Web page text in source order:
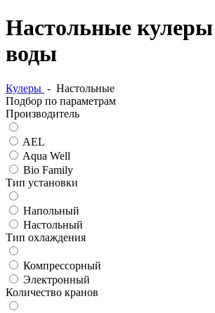
Настольные
воды
Кулеры - Настольные
Подбор по параметрам
Производитель
AEL
Aqua Well
Bio Family
Тип установки
Напольный
Настольный
Тип охлаждения
Компрессорный
Электронный
Количество кранов